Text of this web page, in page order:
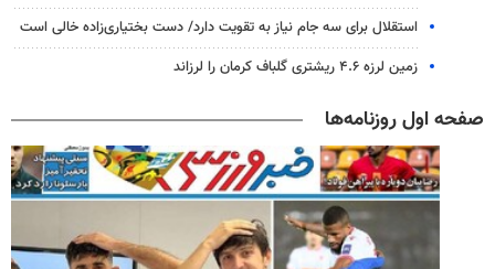
استقلال برای سه جام نیاز به تقویت دارد/ دست بختیاری‌زاده خالی است
زمین لرزه ۴.۶ ریشتری گلباف کرمان را لرزاند
صفحه اول روزنامه‌ها